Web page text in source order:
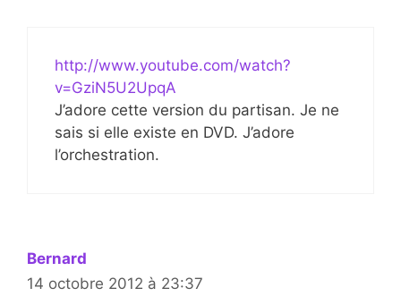
http://www.youtube.com/watch?
v=GziN5U2UpqA
J’adore cette version du partisan. Je ne
sais si elle existe en DVD. J’adore
l’orchestration.
Bernard
14 octobre 2012 à 23:37